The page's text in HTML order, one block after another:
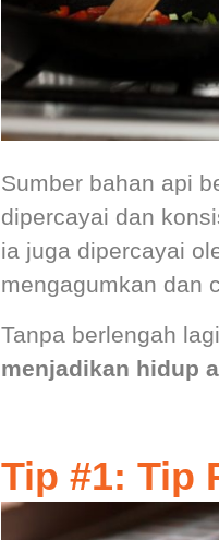
Sumber bahan api
dipercayai dan
ia juga dipercayai
mengagumkan dan
Tanpa berlengah
menjadikan hidup
Tip #1: Tip